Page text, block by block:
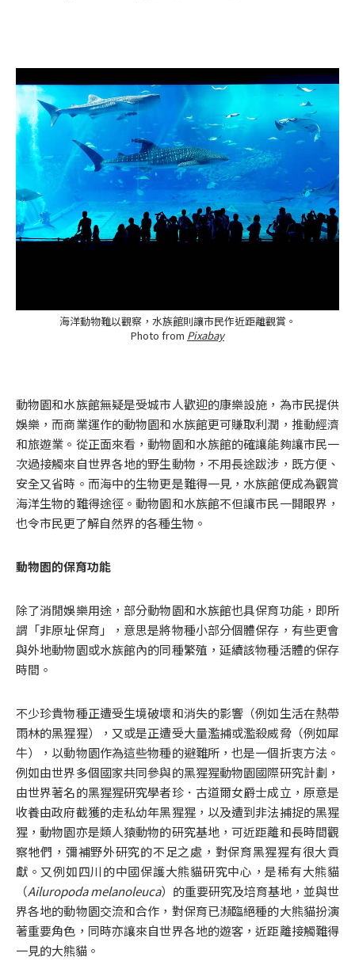
海洋動物難以觀察，水族館則讓市民作近距離觀賞。
Photo from Pixabay
動物園和水族館無疑是受城市人歡迎的康樂設施，為市民提供
娛樂，而商業運作的動物園和水族館更可賺取利潤，推動經濟
和旅遊業。從正面來看，動物園和水族館的確讓能夠讓市民一
次過接觸來自世界各地的野生動物，不用長途跋涉，既方便、
安全又省時。而海中的生物更是難得一見，水族館便成為觀賞
海洋生物的難得途徑。動物園和水族館不但讓市民一開眼界，
也令市民更了解自然界的各種生物。
動物園的保育功能
除了消閒娛樂用途，部分動物園和水族館也具保育功能，即所
謂「非原址保育」，意思是將物種小部分個體保存，有些更會
與外地動物園或水族館內的同種繁殖，延續該物種活體的保存
時間。
不少珍貴物種正遭受生境破壞和消失的影響（例如生活在熱帶
雨林的黑猩猩），又或是正遭受大量濫捕或濫殺威脅（例如犀
牛），以動物園作為這些物種的避難所，也是一個折衷方法。
例如由世界多個國家共同參與的黑猩猩動物園國際研究計劃，
由世界著名的黑猩猩研究學者珍．古道爾女爵士成立，原意是
收養由政府截獲的走私幼年黑猩猩，以及遭到非法捕捉的黑猩
猩，動物園亦是類人猿動物的研究基地，可近距離和長時間觀
察牠們，彌補野外研究的不足之處，對保育黑猩猩有很大貢
獻。又例如四川的中國保護大熊貓研究中心，是稀有大熊貓
（Ailuropoda melanoleuca）的重要研究及培育基地，並與世
界各地的動物園交流和合作，對保育已瀕臨絕種的大熊貓扮演
著重要角色，同時亦讓來自世界各地的遊客，近距離接觸難得
一見的大熊貓。